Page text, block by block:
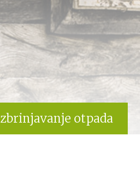
zbrinjavanje otpada